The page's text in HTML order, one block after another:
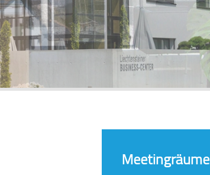
Meetingräume